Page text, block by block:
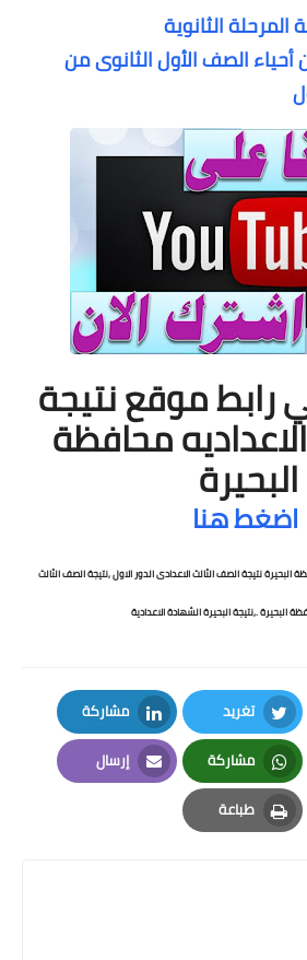
أحياء الصف الأول الثانوى من
رابط موقع نتيجة
محافظة
البحيرة
اضغط هنا
البحيرة نتيجة الصف الثالث الاعدادى الدور الاول ,نتيجة الصف الثالث
البحيرة .,نتيجة البحيرة الشهادة الاعدادية
تغريد
Twitter
مشاركة
LinkedIn
مشاركة
Whatsapp
إرسال
Email
طباعة
Print